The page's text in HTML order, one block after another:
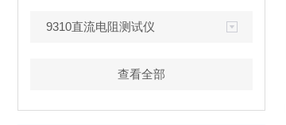
9310直流电阻测试仪
查看全部